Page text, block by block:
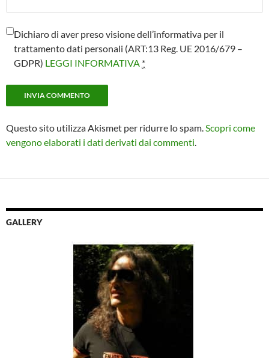
Dichiaro di aver preso visione dell’informativa per il
trattamento dati personali (ART:13 Reg. UE 2016/679 –
GDPR) LEGGI INFORMATIVA *
Questo sito utilizza Akismet per ridurre lo spam.Scopri come
vengono elaborati i dati derivati dai commenti.
GALLERY